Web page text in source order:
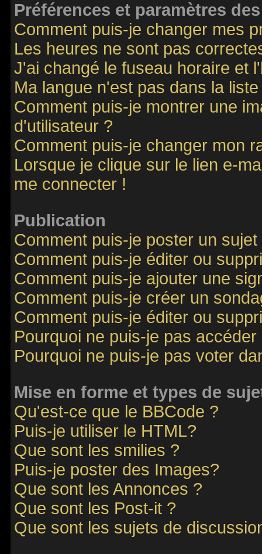
Préférences et paramètres
Comment puis-je changer mes
Les heures ne sont pas
J'ai changé le fuseau horaire et
Ma langue n'est pas dans la liste
Comment puis-je montrer une
d'utilisateur ?
Comment puis-je changer mon
Lorsque je clique sur le lien e-
me connecter !
Publication
Comment puis-je poster un
Comment puis-je éditer ou
Comment puis-je ajouter une
Comment puis-je créer un
Comment puis-je éditer ou
Pourquoi ne puis-je pas
Pourquoi ne puis-je pas voter
Mise en forme et types de
Qu'est-ce que le BBCode ?
Puis-je utiliser le HTML?
Que sont les smilies ?
Puis-je poster des Images?
Que sont les Annonces ?
Que sont les Post-it ?
Que sont les sujets de